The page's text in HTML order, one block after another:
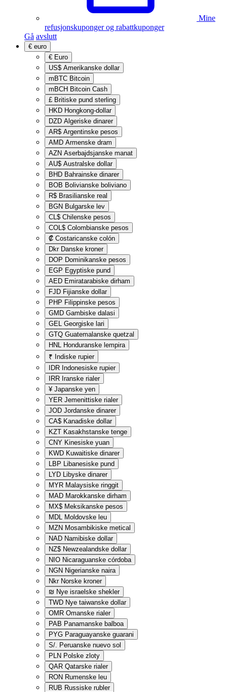
Mine
refusjonskuponger og rabattkuponger
Gå avslutt
€ euro
€ Euro
US$ Amerikanske dollar
mBTC Bitcoin
mBCH Bitcoin Cash
£ Britiske pund sterling
HKD Hongkong-dollar
DZD Algeriske dinarer
AR$ Argentinske pesos
AMD Armenske dram
AZN Aserbajdsjanske manat
AU$ Australske dollar
BHD Bahrainske dinarer
BOB Bolivianske boliviano
R$ Brasilianske real
BGN Bulgarske lev
CL$ Chilenske pesos
COL$ Colombianske pesos
₡ Costaricanske colón
Dkr Danske kroner
DOP Dominikanske pesos
EGP Egyptiske pund
AED Emiratarabiske dirham
FJD Fijianske dollar
PHP Filippinske pesos
GMD Gambiske dalasi
GEL Georgiske lari
GTQ Guatemalanske quetzal
HNL Honduranske lempira
₹ Indiske rupier
IDR Indonesiske rupier
IRR Iranske rialer
¥ Japanske yen
YER Jemenittiske rialer
JOD Jordanske dinarer
CA$ Kanadiske dollar
KZT Kasakhstanske tenge
CNY Kinesiske yuan
KWD Kuwaitiske dinarer
LBP Libanesiske pund
LYD Libyske dinarer
MYR Malaysiske ringgit
MAD Marokkanske dirham
MX$ Meksikanske pesos
MDL Moldovske leu
MZN Mosambikiske metical
NAD Namibiske dollar
NZ$ Newzealandske dollar
NIO Nicaraguanske córdoba
NGN Nigerianske naira
Nkr Norske kroner
₪ Nye israelske shekler
TWD Nye taiwanske dollar
OMR Omanske rialer
PAB Panamanske balboa
PYG Paraguayanske guarani
S/. Peruanske nuevo sol
PLN Polske zloty
QAR Qatarske rialer
RON Rumenske leu
RUB Russiske rubler